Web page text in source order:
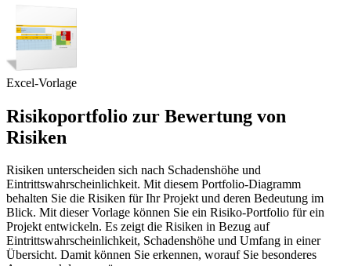
Excel-Vorlage
Risikoportfolio zur Bewertung von
Risiken
Risiken unterscheiden sich nach Schadenshöhe und
Eintrittswahrscheinlichkeit. Mit diesem Portfolio-Diagramm
behalten Sie die Risiken für Ihr Projekt und deren Bedeutung im
Blick. Mit dieser Vorlage können Sie ein Risiko-Portfolio für ein
Projekt entwickeln. Es zeigt die Risiken in Bezug auf
Eintrittswahrscheinlichkeit, Schadenshöhe und Umfang in einer
Übersicht. Damit können Sie erkennen, worauf Sie besonderes